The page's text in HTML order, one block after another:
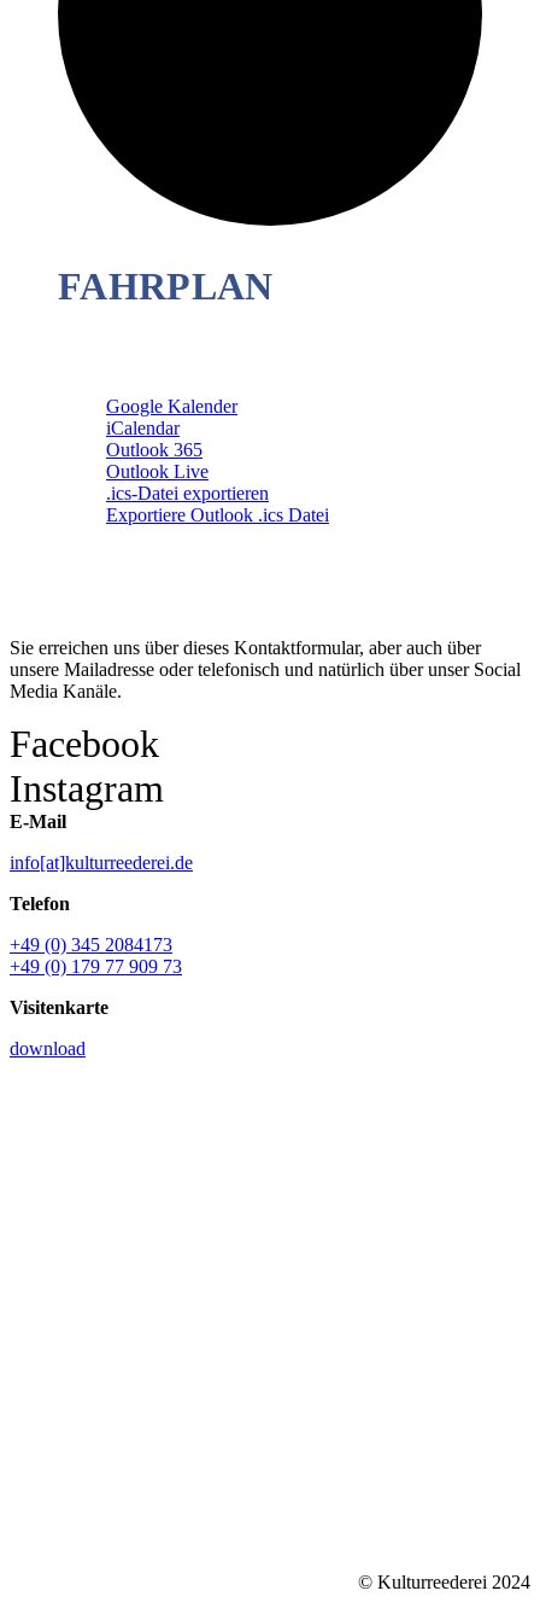
FAHRPLAN
Google Kalender
iCalendar
Outlook 365
Outlook Live
.ics-Datei exportieren
Exportiere Outlook .ics Datei
Sie erreichen uns über dieses Kontaktformular, aber auch über
unsere Mailadresse oder telefonisch und natürlich über unser Social
Media Kanäle.
Facebook
Instagram
E-Mail
info[at]kulturreederei.de
Telefon
+49 (0) 345 2084173
+49 (0) 179 77 909 73
Visitenkarte
download
© Kulturreederei 2024